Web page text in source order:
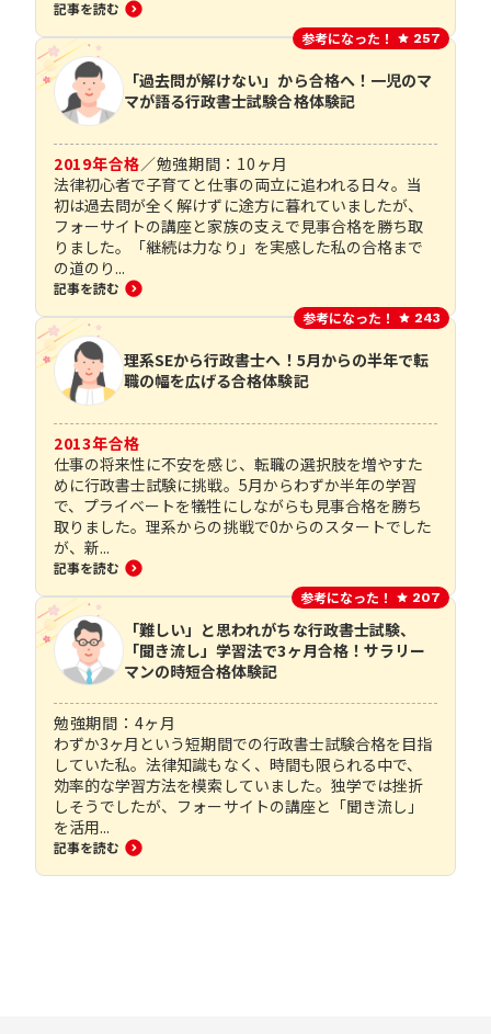
記事を読む
参考になった！ 257
「過去問が解けない」から合格へ！一児のマ
マが語る行政書士試験合格体験記
2019年合格／勉強期間： 10 ヶ月
法律初心者で子育てと仕事の両立に追われる日々。当
初は過去問が全く解けずに途方に暮れていましたが、
フォーサイトの講座と家族の支えで見事合格を勝ち取
りました。「継続は力なり」を実感した私の合格まで
の道のり...
記事を読む
参考になった！ 243
理系SEから行政書士へ！5月からの半年で転
職の幅を広げる合格体験記
2013年合格
仕事の将来性に不安を感じ、転職の選択肢を増やすた
めに行政書士試験に挑戦。5月からわずか半年の学習
で、プライベートを犠牲にしながらも見事合格を勝ち
取りました。理系からの挑戦で0からのスタートでした
が、新...
記事を読む
参考になった！ 207
「難しい」と思われがちな行政書士試験、
「聞き流し」学習法で3ヶ月合格！サラリー
マンの時短合格体験記
勉強期間： 4ヶ月
わずか3ヶ月という短期間での行政書士試験合格を目指
していた私。法律知識もなく、時間も限られる中で、
効率的な学習方法を模索していました。独学では挫折
しそうでしたが、フォーサイトの講座と「聞き流し」
を活用...
記事を読む